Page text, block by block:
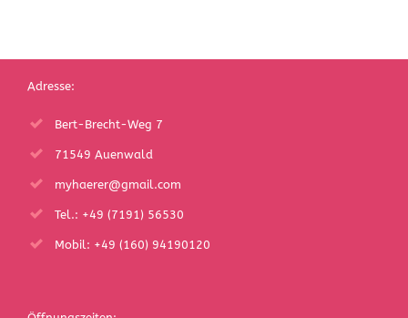
Adresse:
Bert-Brecht-Weg 7
71549 Auenwald
myhaerer@gmail.com
Tel.: +49 (7191) 56530
Mobil: +49 (160) 94190120